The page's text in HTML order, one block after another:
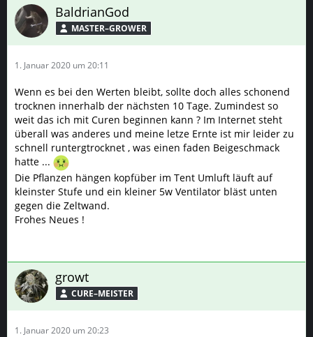
BaldrianGod
MASTER–GROWER
1. Januar 2020 um 20:11
Wenn es bei den Werten bleibt, sollte doch alles schonend
trocknen innerhalb der nächsten 10 Tage. Zumindest so
weit das ich mit Curen beginnen kann ? Im Internet steht
überall was anderes und meine letze Ernte ist mir leider zu
schnell runtergtrocknet , was einen faden Beigeschmack
hatte ...
Die Pflanzen hängen kopfüber im Tent Umluft läuft auf
kleinster Stufe und ein kleiner 5w Ventilator bläst unten
gegen die Zeltwand.
Frohes Neues !
growt
CURE–MEISTER
1. Januar 2020 um 20:23